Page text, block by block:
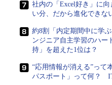
社内の「Excel好き」に
い分、だから進化できな
約8割「内定期間中に学
ンジニア自主学習のハー
持」を超えた1位は？
“応用情報が消える”っ
パスポート」って何？